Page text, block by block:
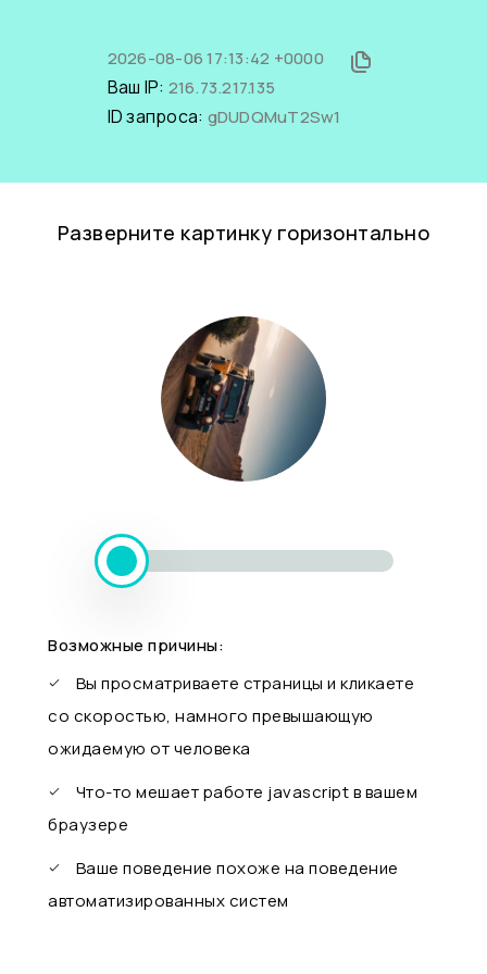
2026-08-06 17:13:42 +0000
Ваш IP: 216.73.217.135
ID запроса: gDUDQMuT2Sw1
Разверните картинку горизонтально
Возможные причины:
Вы просматриваете страницы и кликаете
со скоростью, намного превышающую
ожидаемую от человека
Что-то мешает работе javascript в вашем
браузере
Ваше поведение похоже на поведение
автоматизированных систем